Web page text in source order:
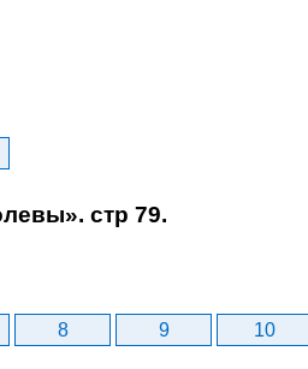
стр 79.
8 9 10